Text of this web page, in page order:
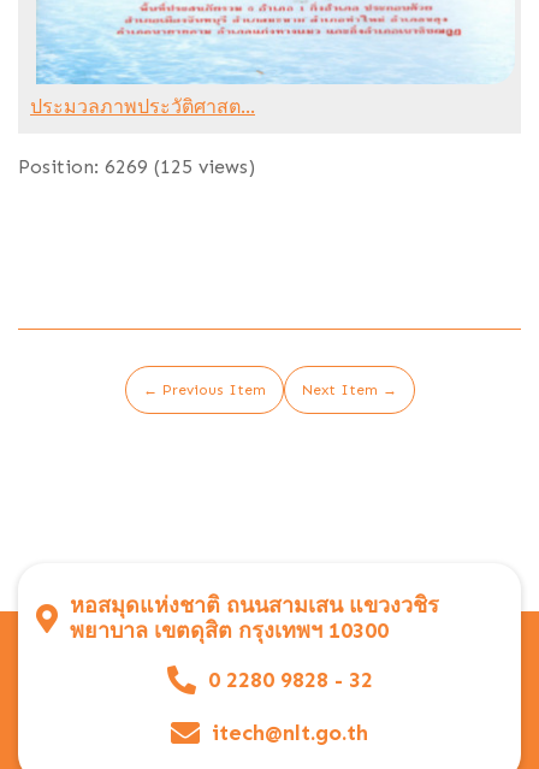
ประมวลภาพประวัติศาสต...
Position: 6269 (125 views)
← Previous Item Next Item →
หอสมุดแห่งชาติ ถนนสามเสน แขวงวชิร
พยาบาล เขตดุสิต กรุงเทพฯ 10300
0 2280 9828 - 32
itech@nlt.go.th